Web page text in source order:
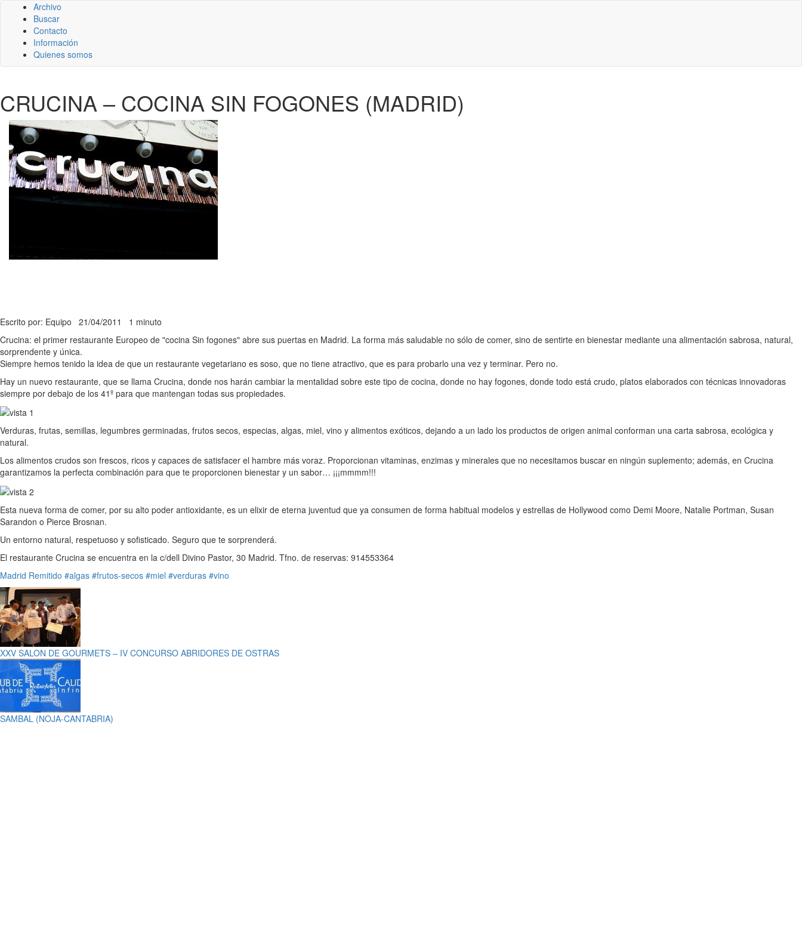
Archivo
Buscar
Contacto
Información
Quienes somos
CRUCINA – COCINA SIN FOGONES (MADRID)
Escrito por: Equipo 21/04/2011 1 minuto
Crucina: el primer restaurante Europeo de "cocina Sin fogones" abre sus puertas en Madrid. La forma más saludable no sólo de comer, sino de sentirte en bienestar mediante una alimentación sabrosa, natural,
sorprendente y única.
Siempre hemos tenido la idea de que un restaurante vegetariano es soso, que no tiene atractivo, que es para probarlo una vez y terminar. Pero no.
Hay un nuevo restaurante, que se llama Crucina, donde nos harán cambiar la mentalidad sobre este tipo de cocina, donde no hay fogones, donde todo está crudo, platos elaborados con técnicas innovadoras
siempre por debajo de los 41º para que mantengan todas sus propiedades.
Verduras, frutas, semillas, legumbres germinadas, frutos secos, especias, algas, miel, vino y alimentos exóticos, dejando a un lado los productos de origen animal conforman una carta sabrosa, ecológica y
natural.
Los alimentos crudos son frescos, ricos y capaces de satisfacer el hambre más voraz. Proporcionan vitaminas, enzimas y minerales que no necesitamos buscar en ningún suplemento; además, en Crucina
garantizamos la perfecta combinación para que te proporcionen bienestar y un sabor… ¡¡¡mmmm!!!
Esta nueva forma de comer, por su alto poder antioxidante, es un elixir de eterna juventud que ya consumen de forma habitual modelos y estrellas de Hollywood como Demi Moore, Natalie Portman, Susan
Sarandon o Pierce Brosnan.
Un entorno natural, respetuoso y sofisticado. Seguro que te sorprenderá.
El restaurante Crucina se encuentra en la c/dell Divino Pastor, 30 Madrid. Tfno. de reservas: 914553364
Madrid Remitido #algas #frutos-secos #miel #verduras #vino
XXV SALON DE GOURMETS – IV CONCURSO ABRIDORES DE OSTRAS
SAMBAL (NOJA-CANTABRIA)